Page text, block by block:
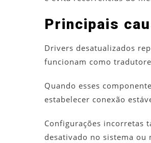
Principais
Drivers desatualizados
funcionam como
Quando esses
estabelecer conexão
Configurações incorretas
desativado no sistema